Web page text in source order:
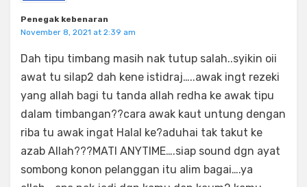
Penegak kebenaran
November 8, 2021 at 2:39 am
Dah tipu timbang masih nak tutup salah..syikin oii
awat tu silap2 dah kene istidraj…..awak ingt rezeki
yang allah bagi tu tanda allah redha ke awak tipu
dalam timbangan??cara awak kaut untung dengan
riba tu awak ingat Halal ke?aduhai tak takut ke
azab Allah???MATI ANYTIME….siap sound dgn ayat
sombong konon pelanggan itu alim bagai….ya